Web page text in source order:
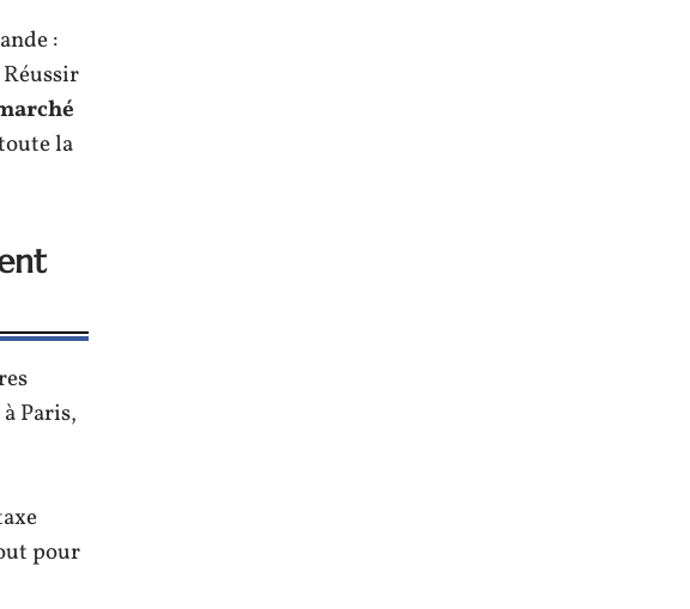
:
la
Paris,
pour